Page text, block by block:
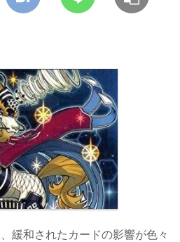
緩和されたカードの影響が色々